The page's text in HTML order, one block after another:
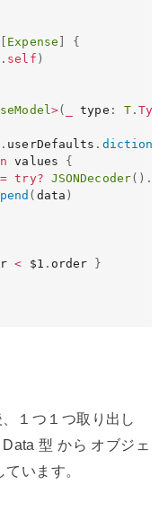
Expense
{
. self )
>( type : T.Type
. userDefaults .
values {
= try? JSONDecoder( ) .
( data )
< $1 . order
}
１つ１つ取り出し
型 から オブジェ
います。